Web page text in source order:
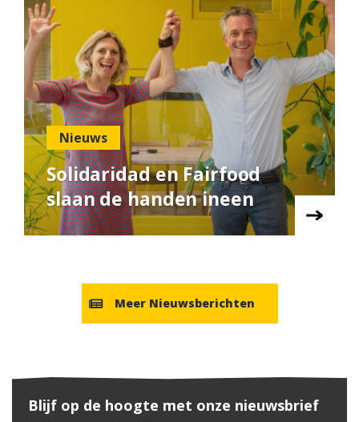
Nieuws
Solidaridad en Fairfood
slaan de handen ineen
Meer Nieuwsberichten
Blijf op de hoogte met onze nieuwsbrief